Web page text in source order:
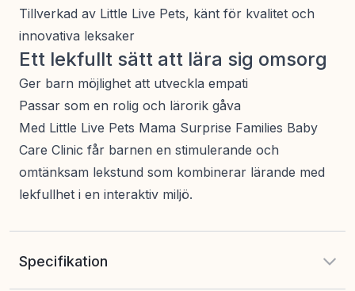
Tillverkad av Little Live Pets, känt för kvalitet och
innovativa leksaker
Ett lekfullt sätt att lära sig omsorg
Ger barn möjlighet att utveckla empati
Passar som en rolig och lärorik gåva
Med Little Live Pets Mama Surprise Families Baby
Care Clinic får barnen en stimulerande och
omtänksam lekstund som kombinerar lärande med
lekfullhet i en interaktiv miljö.
Specifikation